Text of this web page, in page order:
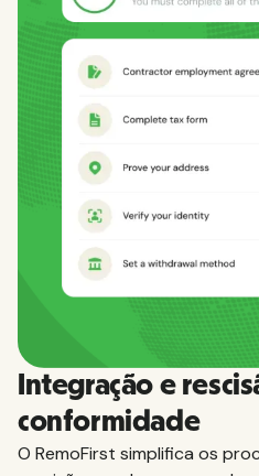
impostos, licenças,
para contratar
atendemos.
Ver todos os países
Integração e
conformidade
O RemoFirst simplifica os